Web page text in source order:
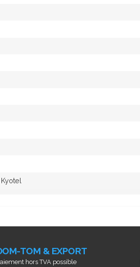
TOM & EXPORT
hors TVA possible